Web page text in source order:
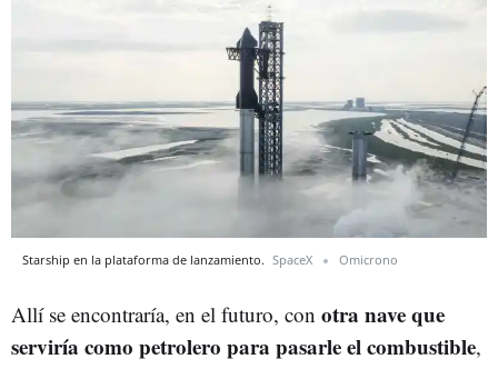
Starship en la plataforma de lanzamiento. SpaceX Omicrono
Allí se encontraría, en el futuro, con otra nave que
serviría como petrolero para pasarle el combustible,